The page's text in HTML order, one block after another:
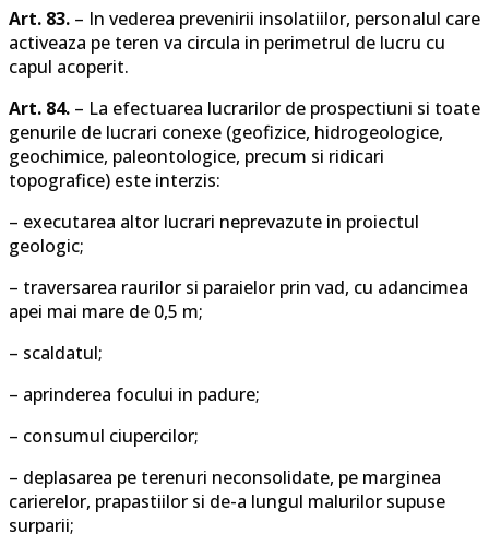
Art. 83. – In vederea prevenirii insolatiilor, personalul care
activeaza pe teren va circula in perimetrul de lucru cu
capul acoperit.
Art. 84. – La efectuarea lucrarilor de prospectiuni si toate
genurile de lucrari conexe (geofizice, hidrogeologice,
geochimice, paleontologice, precum si ridicari
topografice) este interzis:
– executarea altor lucrari neprevazute in proiectul
geologic;
– traversarea raurilor si paraielor prin vad, cu adancimea
apei mai mare de 0,5 m;
– scaldatul;
– aprinderea focului in padure;
– consumul ciupercilor;
– deplasarea pe terenuri neconsolidate, pe marginea
carierelor, prapastiilor si de-a lungul malurilor supuse
surparii;